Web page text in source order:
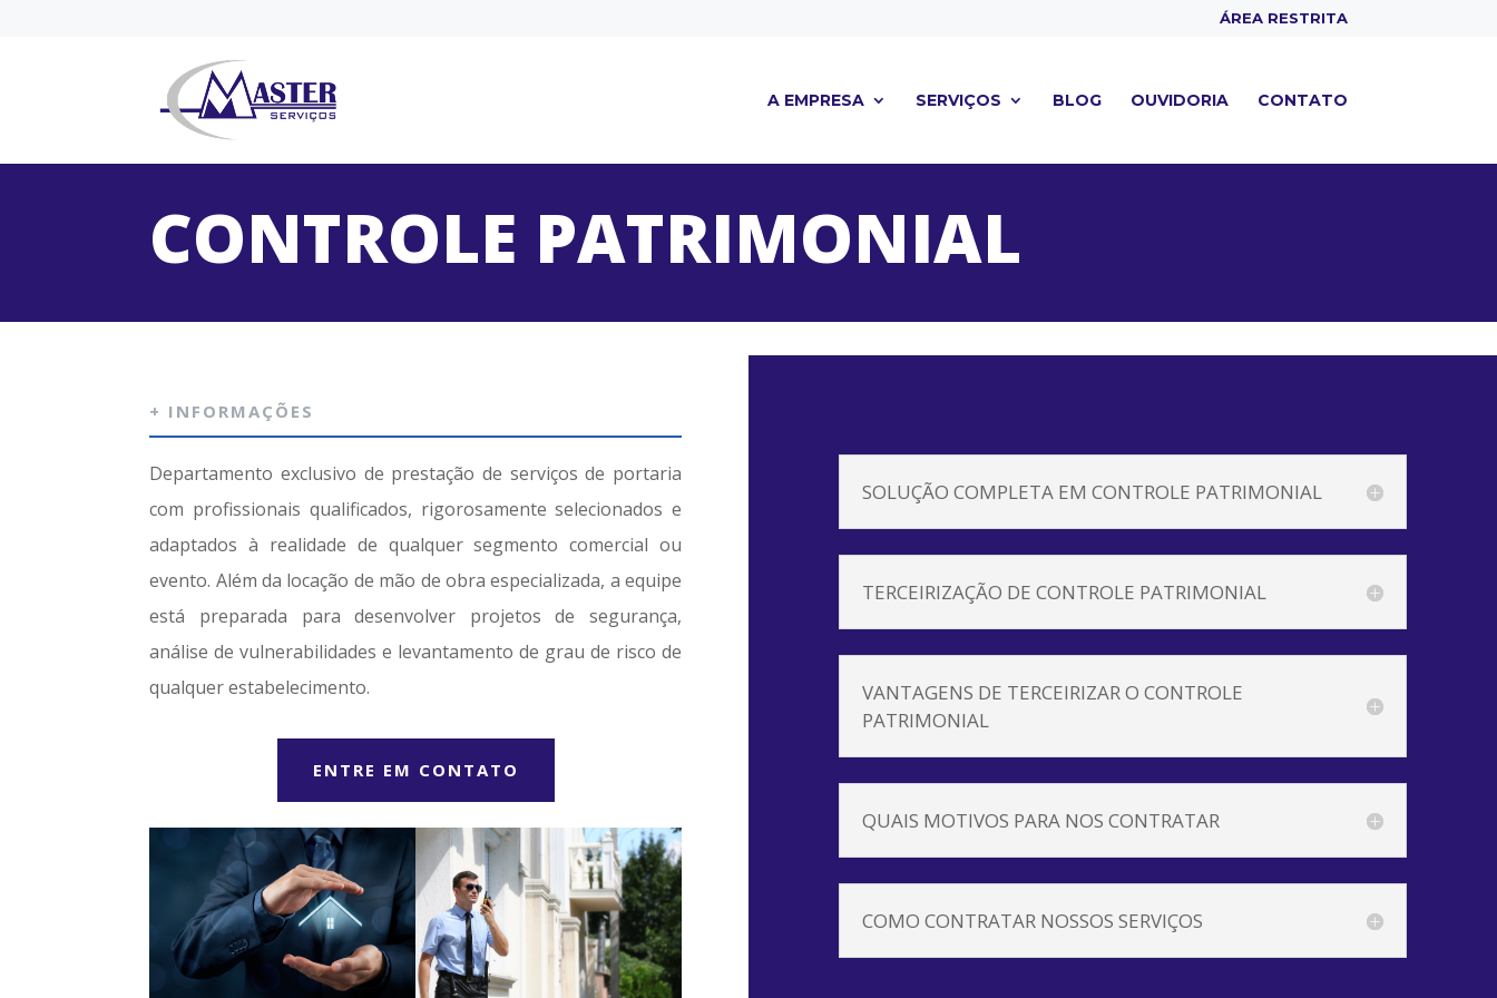
ÁREA RESTRITA
A EMPRESA SERVIÇOS BLOG OUVIDORIA CONTATO
CONTROLE PATRIMONIAL
+ INFORMAÇÕES
Departamento exclusivo de prestação de serviços de portaria
com profissionais qualificados, rigorosamente selecionados e
adaptados à realidade de qualquer segmento comercial ou
evento. Além da locação de mão de obra especializada, a equipe
está preparada para desenvolver projetos de segurança,
análise de vulnerabilidades e levantamento de grau de risco de
qualquer estabelecimento.
ENTRE EM CONTATO
SOLUÇÃO COMPLETA EM CONTROLE PATRIMONIAL
TERCEIRIZAÇÃO DE CONTROLE PATRIMONIAL
VANTAGENS DE TERCEIRIZAR O CONTROLE
PATRIMONIAL
QUAIS MOTIVOS PARA NOS CONTRATAR
COMO CONTRATAR NOSSOS SERVIÇOS